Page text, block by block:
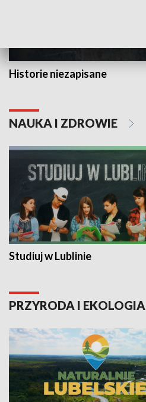
Historie niezapisane
NAUKA I ZDROWIE
Studiuj w Lublinie
PRZYRODA I EKOLOGIA